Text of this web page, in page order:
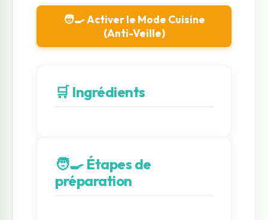
🧑‍🍳 Activer le Mode Cuisine
(Anti-Veille)
🛒 Ingrédients
🧑‍🍳 Étapes de
préparation